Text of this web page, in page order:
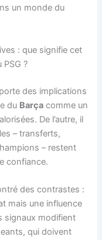
un monde du
: que signifie cet
PSG ?
des implications
du Barça comme un
De l’autre, il
– transferts,
– restent
confiance.
des contrastes :
mais une influence
signaux modifient
qui doivent